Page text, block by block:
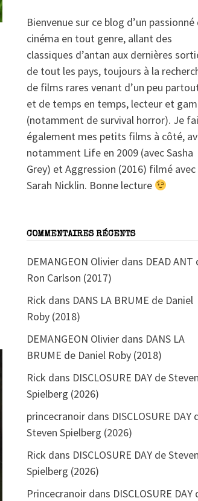
Bienvenue sur ce blog d’un passionné
cinéma en tout genre, allant des
classiques d’antan aux dernières
de tout les pays, toujours à la
de films rares venant d’un peu
et de temps en temps, lecteur et
(notamment de survival horror). Je
également mes petits films à côté,
notamment Life en 2009 (avec Sasha
Grey) et Aggression (2016) filmé avec
Sarah Nicklin. Bonne lecture
COMMENTAIRES RÉCENTS
DEMANGEON Olivier dans DEAD ANT
Ron Carlson (2017)
Rick dans DANS LA BRUME de Daniel
Roby (2018)
DEMANGEON Olivier dans DANS LA
BRUME de Daniel Roby (2018)
Rick dans DISCLOSURE DAY de Steven
Spielberg (2026)
princecranoir dans DISCLOSURE DAY
Steven Spielberg (2026)
Rick dans DISCLOSURE DAY de Steven
Spielberg (2026)
Princecranoir dans DISCLOSURE DAY